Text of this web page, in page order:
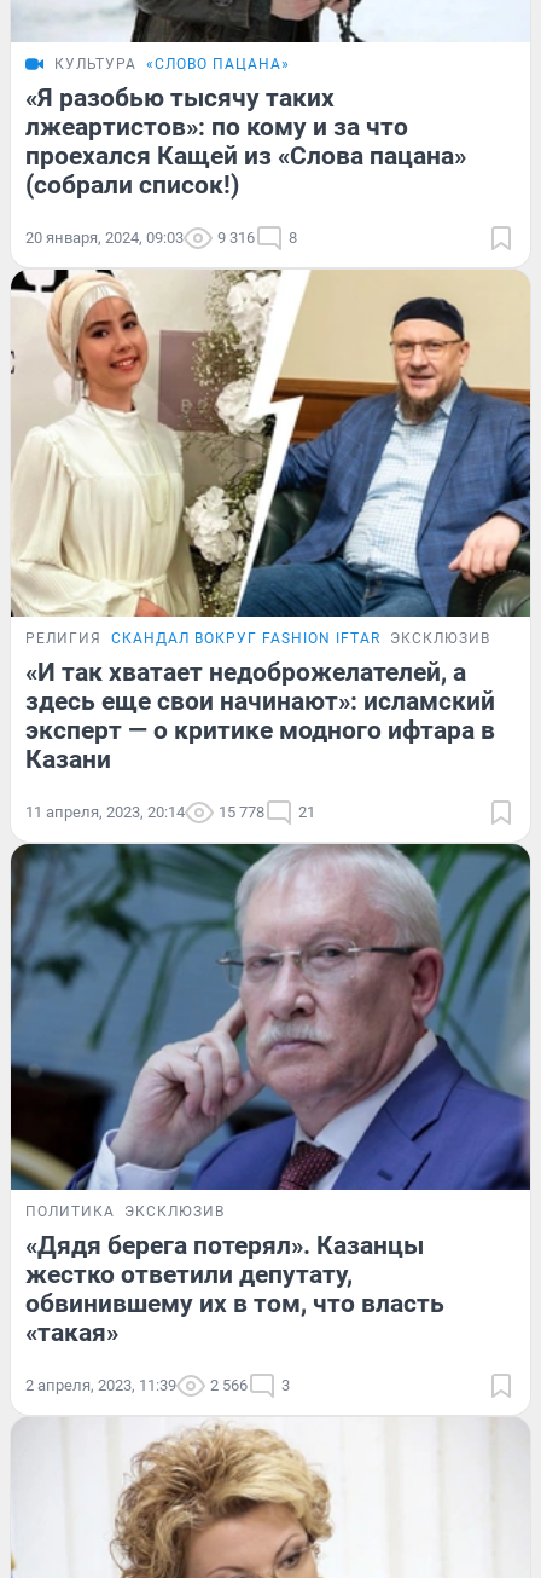
КУЛЬТУРА «СЛОВО ПАЦАНА»
«Я разобью тысячу таких
лжеартистов»: по кому и за что
проехался Кащей из «Слова пацана»
(собрали список!)
20 января, 2024, 09:03 9 316 8
РЕЛИГИЯ СКАНДАЛ ВОКРУГ FASHION IFTAR ЭКСКЛЮЗИВ
«И так хватает недоброжелателей, а
здесь еще свои начинают»: исламский
эксперт — о критике модного ифтара в
Казани
11 апреля, 2023, 20:14 15 778 21
ПОЛИТИКА ЭКСКЛЮЗИВ
«Дядя берега потерял». Казанцы
жестко ответили депутату,
обвинившему их в том, что власть
«такая»
2 апреля, 2023, 11:39 2 566 3